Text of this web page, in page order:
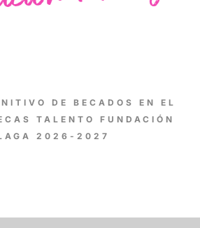
DE BECADOS EN EL
TALENTO FUNDACIÓN
2026-2027